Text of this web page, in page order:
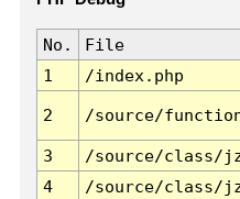
No. File
1
/index.php
2 /source/
3 /source/class/
4
/source/class/